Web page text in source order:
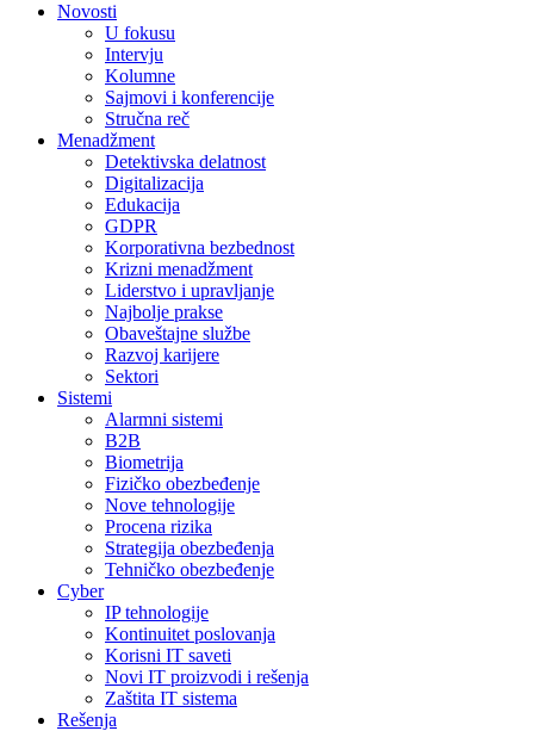
Novosti
U fokusu
Intervju
Kolumne
Sajmovi i konferencije
Stručna reč
Menadžment
Detektivska delatnost
Digitalizacija
Edukacija
GDPR
Korporativna bezbednost
Krizni menadžment
Liderstvo i upravljanje
Najbolje prakse
Obaveštajne službe
Razvoj karijere
Sektori
Sistemi
Alarmni sistemi
B2B
Biometrija
Fizičko obezbeđenje
Nove tehnologije
Procena rizika
Strategija obezbeđenja
Tehničko obezbeđenje
Cyber
IP tehnologije
Kontinuitet poslovanja
Korisni IT saveti
Novi IT proizvodi i rešenja
Zaštita IT sistema
Rešenja